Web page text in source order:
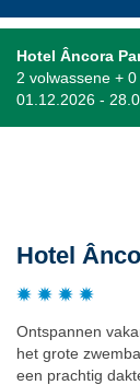
Hotel Âncora
2 volwassene +
01.12.2026 -
Hotel
Ontspannen
het grote
een prachtig